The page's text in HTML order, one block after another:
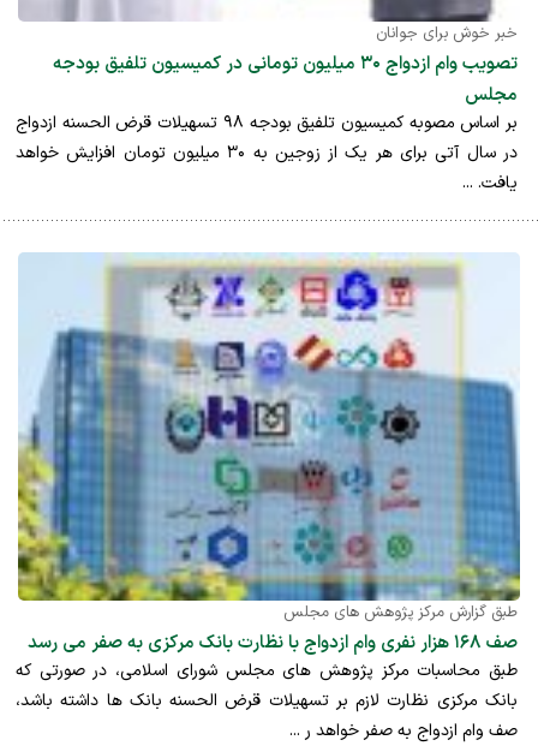
خبر خوش برای جوانان
تصویب وام ازدواج ۳۰ میلیون تومانی در کمیسیون تلفیق بودجه
مجلس
بر اساس مصوبه کمیسیون تلفیق بودجه ۹۸ تسهیلات قرض الحسنه ازدواج
در سال آتی برای هر یک از زوجین به ۳۰ میلیون تومان افزایش خواهد
یافت. ...
طبق گزارش مرکز پژوهش های مجلس
صف ۱۶۸ هزار نفری وام ازدواج با نظارت بانک مرکزی به صفر می رسد
طبق محاسبات مرکز پژوهش های مجلس شورای اسلامی، در صورتی که
بانک مرکزی نظارت لازم بر تسهیلات قرض الحسنه بانک ها داشته باشد،
صف وام ازدواج به صفر خواهد ر ...